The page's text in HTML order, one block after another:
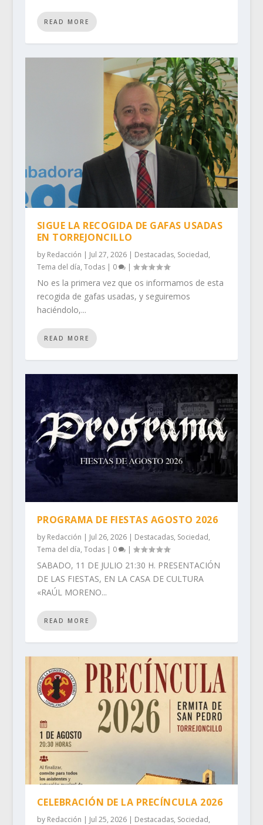
READ MORE
SIGUE LA RECOGIDA DE GAFAS USADAS
EN TORREJONCILLO
by Redacción | Jul 27, 2026| Destacadas, Sociedad,
Tema del día, Todas| 0 |
No es la primera vez que os informamos de esta
recogida de gafas usadas, y seguiremos
haciéndolo,...
READ MORE
PROGRAMA DE FIESTAS AGOSTO 2026
by Redacción | Jul 26, 2026| Destacadas, Sociedad,
Tema del día, Todas| 0 |
SABADO, 11 DE JULIO 21:30 H. PRESENTACIÓN
DE LAS FIESTAS, EN LA CASA DE CULTURA
«RAÚL MORENO...
READ MORE
CELEBRACIÓN DE LA PRECÍNCULA 2026
by Redacción | Jul 25, 2026| Destacadas, Sociedad,